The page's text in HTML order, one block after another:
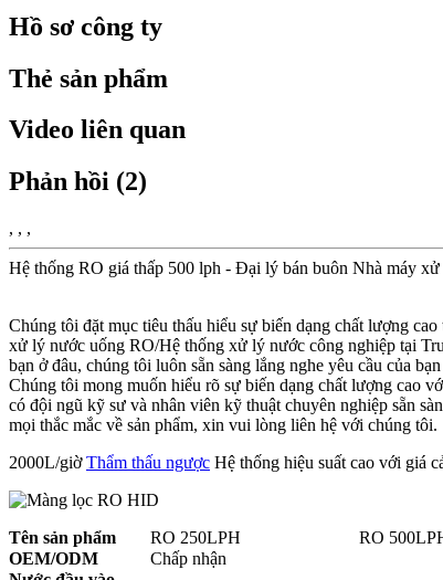
Hồ sơ công ty
Thẻ sản phẩm
Video liên quan
Phản hồi (2)
, , ,
Hệ thống RO giá thấp 500 lph - Đại lý bán buôn Nhà máy
Chúng tôi đặt mục tiêu thấu hiểu sự biến dạng chất lượng
xử lý nước uống RO/Hệ thống xử lý nước công nghiệp tại
bạn ở đâu, chúng tôi luôn sẵn sàng lắng nghe yêu cầu của
Chúng tôi mong muốn hiểu rõ sự biến dạng chất lượng cao
có đội ngũ kỹ sư và nhân viên kỹ thuật chuyên nghiệp sẵn
mọi thắc mắc về sản phẩm, xin vui lòng liên hệ với chúng tôi.
2000L/giờThẩm thấu ngược Hệ thống hiệu suất cao với giá
Tên sản phẩm RO 250LPH RO
OEM/ODM
Chấp nhận